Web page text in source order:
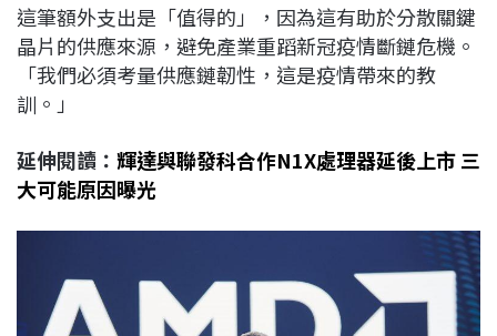
這筆額外支出是「值得的」，因為這有助於分散關鍵
晶片的供應來源，避免產業重蹈新冠疫情斷鏈危機。
「我們必須考量供應鏈韌性，這是疫情帶來的教
訓。」
延伸閱讀： 輝達與聯發科合作N1X處理器延後上市 三
大可能原因曝光